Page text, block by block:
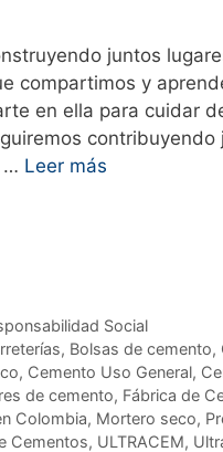
juntos
compartimos y
en ella para cuidar
… Leer más
Social
, Bolsas de cemento,
, Cemento Uso General,
de cemento, Fábrica de
Colombia, Mortero seco,
Cementos, ULTRACEM,